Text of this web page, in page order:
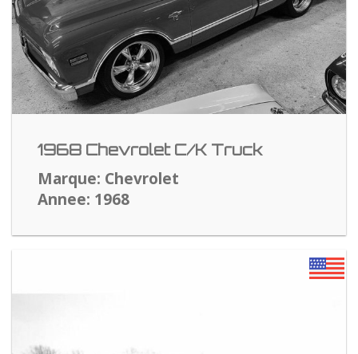
1968 Chevrolet C/K Truck
Marque: Chevrolet
Annee: 1968